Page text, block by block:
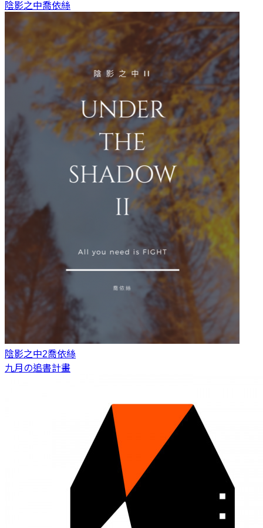
陰影之中喬依絲
陰影之中2喬依絲
九月の追書計畫